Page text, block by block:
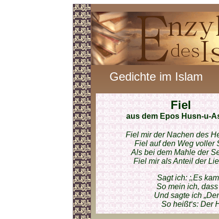
Gedichte im Islam
Fiel
aus dem Epos Husn-u-
Fiel mir der Nachen des
Fiel auf den Weg voller
Als bei dem Mahle der
Fiel mir als Anteil der
Sagt ich: ;‚Es
So mein ich,
Und sagte ich
So heißt‘s: Der